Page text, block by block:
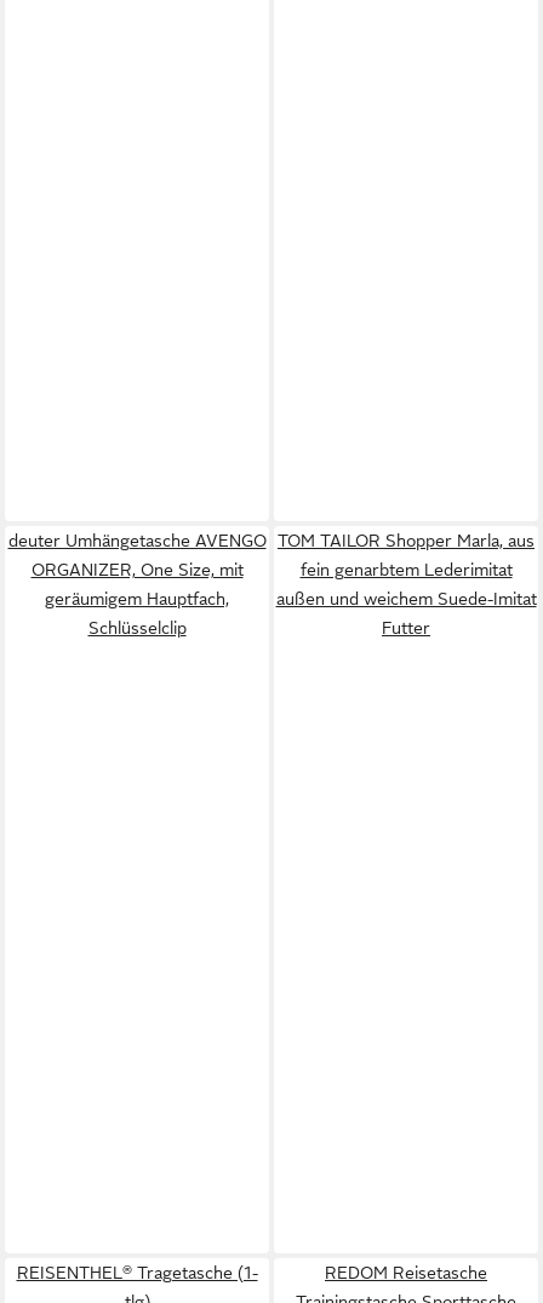
deuter Umhängetasche AVENGO
ORGANIZER, One Size, mit
geräumigem Hauptfach,
Schlüsselclip
TOM TAILOR Shopper Marla, aus
fein genarbtem Lederimitat
außen und weichem Suede-Imitat
Futter
REISENTHEL® Tragetasche (1-
REDOM Reisetasche